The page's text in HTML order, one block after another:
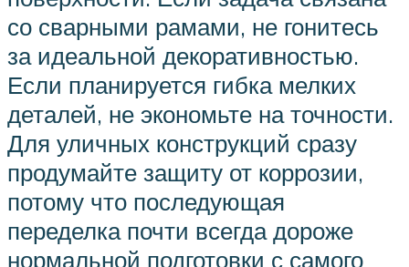
со сварными рамами, не гонитесь
за идеальной декоративностью.
Если планируется гибка мелких
деталей, не экономьте на точности.
Для уличных конструкций сразу
продумайте защиту от коррозии,
потому что последующая
переделка почти всегда дороже
нормальной подготовки с самого